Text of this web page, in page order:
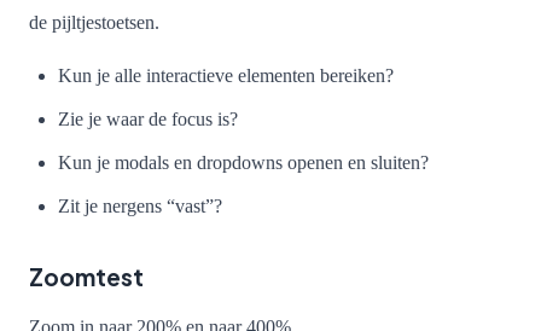
de pijltjestoetsen.
Kun je alle interactieve elementen bereiken?
Zie je waar de focus is?
Kun je modals en dropdowns openen en sluiten?
Zit je nergens “vast”?
Zoomtest